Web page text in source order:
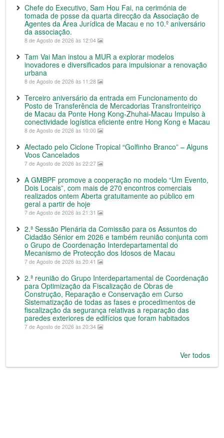
Chefe do Executivo, Sam Hou Fai, na cerimónia de
tomada de posse da quarta direcção da Associação de
Agentes da Área Jurídica de Macau e no 10.º aniversário
da associação.
8 de Agosto de 2026 às 12:04
Tam Vai Man instou a MUR a explorar modelos
inovadores e diversificados para impulsionar a renovação
urbana
8 de Agosto de 2026 às 11:28
Terceiro aniversário da entrada em Funcionamento do
Posto de Transferência de Mercadorias Transfronteiriço
de Macau da Ponte Hong Kong-Zhuhai-Macau Impulso à
conectividade logística eficiente entre Hong Kong e Macau
8 de Agosto de 2026 às 10:00
Afectado pelo Ciclone Tropical “Golfinho Branco” – Alguns
Voos Cancelados
7 de Agosto de 2026 às 22:27
A GMBPF promove a cooperação no modelo “Um Evento,
Dois Locais”, com mais de 270 encontros comerciais
realizados ontem Aberta gratuitamente ao público em
geral a partir de hoje
7 de Agosto de 2026 às 21:31
2.ª Sessão Plenária da Comissão para os Assuntos do
Cidadão Sénior em 2026 e também reunião conjunta com
o Grupo de Coordenação Interdepartamental do
Mecanismo de Protecção dos Idosos de Macau
7 de Agosto de 2026 às 20:41
2.ª reunião do Grupo Interdepartamental de Coordenação
para Optimização da Fiscalização de Obras de
Construção, Reparação e Conservação em Curso
Sistematização de todas as fases e procedimentos de
fiscalização da segurança relativas a reparação das
paredes exteriores de edifícios que foram habitados
7 de Agosto de 2026 às 20:34
Ver todos